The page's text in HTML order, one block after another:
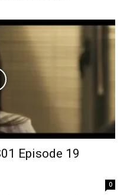
Episode 19
0